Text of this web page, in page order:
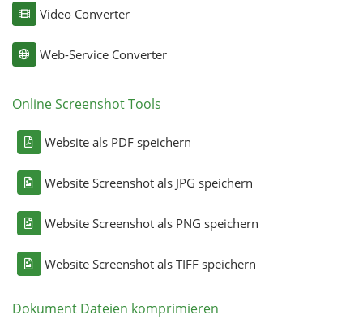
Video Converter
Web-Service Converter
Online Screenshot Tools
Website als PDF speichern
Website Screenshot als JPG speichern
Website Screenshot als PNG speichern
Website Screenshot als TIFF speichern
Dokument Dateien komprimieren